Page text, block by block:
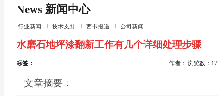
News 新闻中心
行业新闻 技术支持 西卡报道 公司新闻
水磨石地坪漆翻新工作有几个详细处理步骤
标签： 作者： 浏览数：
文章摘要：